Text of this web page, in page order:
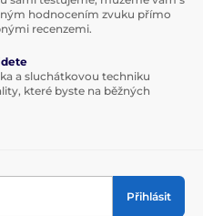
hodnocením zvuku přímo
recenzemi.
a sluchátkovou techniku
které byste na běžných
Přihlásit